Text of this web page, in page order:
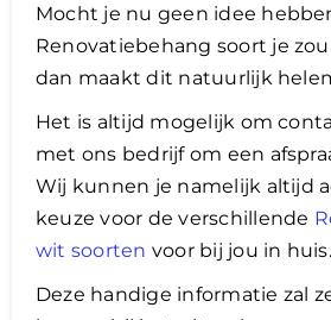
Mocht je nu geen idee
Renovatiebehang soort je
dan maakt dit natuurlijk
Het is altijd mogelijk om
met ons bedrijf om een
Wij kunnen je namelijk altijd
keuze voor de verschillende
wit soorten voor bij jou in huis.
Deze handige informatie zal